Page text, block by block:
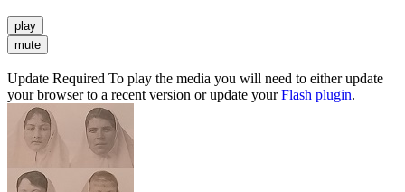
play
mute
Update Required To play the media you will need to either update
your browser to a recent version or update yourFlash plugin.